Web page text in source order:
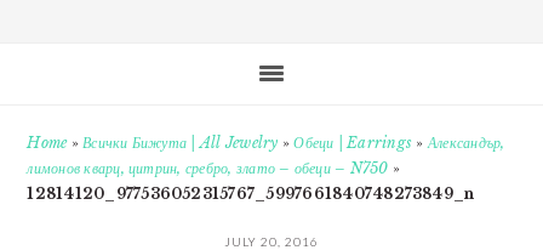
Home»Всички Бижута | All Jewelry »Обеци | Earrings »Александър,
лимонов кварц, цитрин, сребро, злато – обеци – N750 »
12814120_977536052315767_5997661840748273849_n
JULY 20, 2016